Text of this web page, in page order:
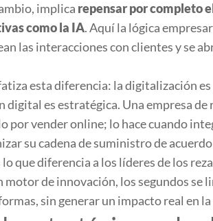
implica repensar por completo
como la IA. Aquí la lógica
las interacciones con clientes y se
esta diferencia: la digitalización
es estratégica. Una empresa
por vender online; lo hace cuando
su cadena de suministro de
lo que diferencia a los líderes de los
de innovación, los segundos se
sin generar un impacto real en